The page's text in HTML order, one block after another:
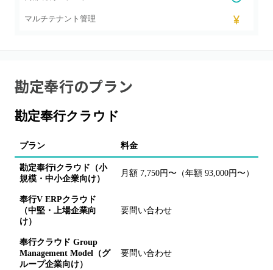
マルチテナント管理
勘定奉行のプラン
勘定奉行クラウド
プラン 料金
勘定奉行iクラウド（小
規模・中小企業向け）
月額 7,750円〜（年額 93,000円〜）
奉行V ERPクラウド
（中堅・上場企業向
け）
要問い合わせ
奉行クラウド Group
Management Model（グ
ループ企業向け）
要問い合わせ